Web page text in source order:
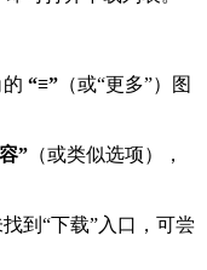
“≡” （或“更多”）图
” （或类似选项），
到“下载”入口，可尝